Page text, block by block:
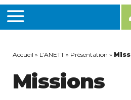
MENU
Accueil » L’ANETT » Présentation »
Missions